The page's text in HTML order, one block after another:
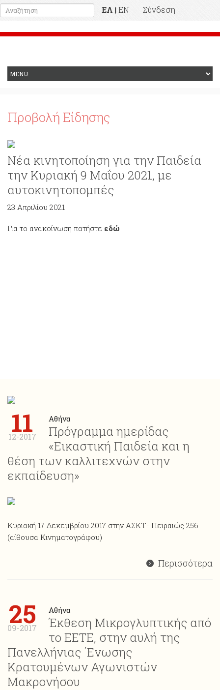
ΕΛ | EN
Σύνδεση
Προβολή Είδησης
Νέα κινητοποίηση για την Παιδεία
την Κυριακή 9 Μαΐου 2021, με
αυτοκινητοπομπές
23 Απριλίου 2021
Για το ανακοίνωση πατήστε εδώ
11
12-2017
Αθήνα
Πρόγραμμα ημερίδας
«Εικαστική Παιδεία και η
θέση των καλλιτεχνών στην
εκπαίδευση»
Κυριακή 17 Δεκεμβρίου 2017 στην ΑΣΚΤ- Πειραιώς 256
(αίθουσα Κινηματογράφου)
Περισσότερα
25
09-2017
Αθήνα
Έκθεση Μικρογλυπτικής από
το ΕΕΤΕ, στην αυλή της
Πανελλήνιας ΄Ενωσης
Κρατουμένων Αγωνιστών
Μακρονήσου